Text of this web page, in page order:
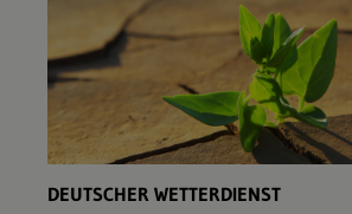
DEUTSCHER WETTERDIENST